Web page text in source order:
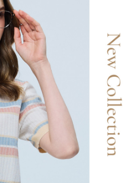
」（以下簡稱本公司）所提供，讓
或服務，並由商店將買賣／分期付款
公司帳單繳交帳款。
契約關係目的，商店將以您的個人
台灣大哥大進項蒐集、處理及利用，
之確認、核對及更正。
：https://oppay.tw/userRule
簡訊中的連結，可透過四大超商／
方視為交易完成。
費，但若您需要取消訂單，請聯絡
訂單仍視為有效，需透過AFTEE先享
」之結帳頁面顯示為準，若有關於
關疑問，請聯繫「AFTEE先享後付
support/home
「AFTEE先享後付」服務完成之交
料，並將交易相關給付款項請求債
下網址：
人或監護人之同意方可使用
引起之損失，本公司不負相關責
)免運費
)免運費
)免運費
)免運費
)免運費